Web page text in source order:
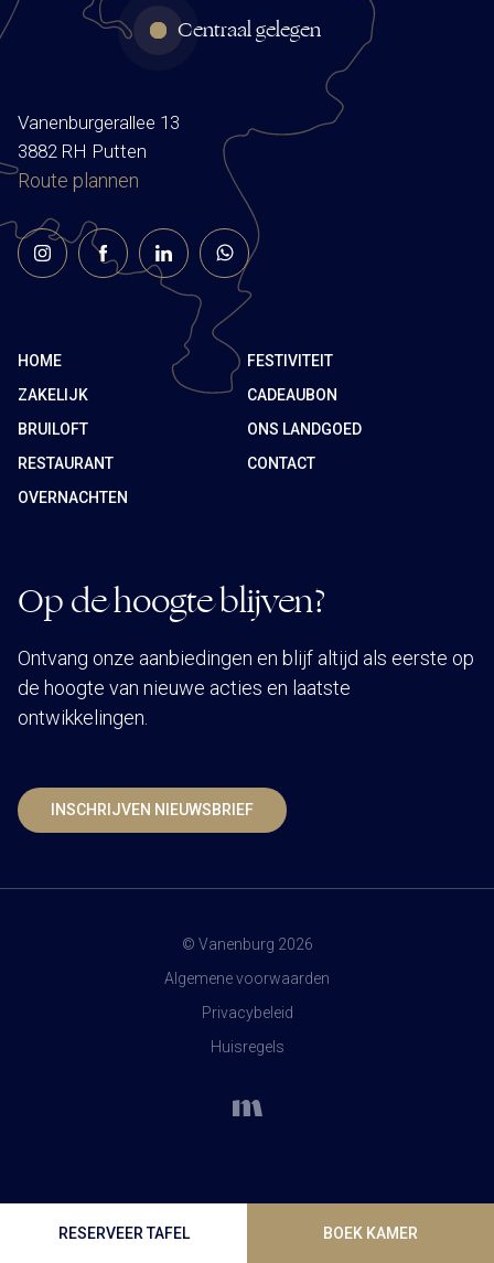
RESERVEER TAFEL BOEK KAMER
Centraal gelegen
Vanenburgerallee 13
3882 RH Putten
Route plannen
HOME
FESTIVITEIT
ZAKELIJK
CADEAUBON
BRUILOFT
ONS LANDGOED
RESTAURANT
CONTACT
OVERNACHTEN
Op de hoogte blijven?
Ontvang onze aanbiedingen en blijf altijd als eerste op
de hoogte van nieuwe acties en laatste
ontwikkelingen.
INSCHRIJVEN NIEUWSBRIEF
© Vanenburg 2026
Algemene voorwaarden
Privacybeleid
Huisregels